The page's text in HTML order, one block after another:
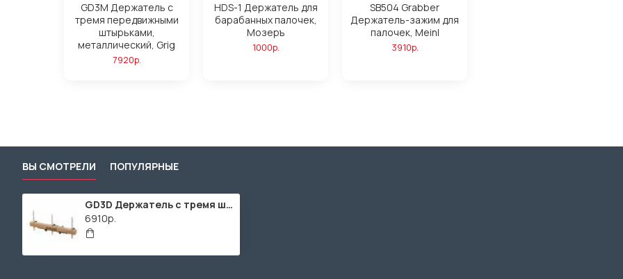
GD3M Держатель с
тремя передвижными
штырьками,
металлический, Grig
7920р.
HDS-1 Держатель для
барабанных палочек,
Мозеръ
1000р.
SB504 Grabber
Держатель-зажим для
палочек, Meinl
3910р.
ВЫ СМОТРЕЛИ ПОПУЛЯРНЫЕ
GD3D Держатель с тремя штырьками, деревянный, Grig
6910р.